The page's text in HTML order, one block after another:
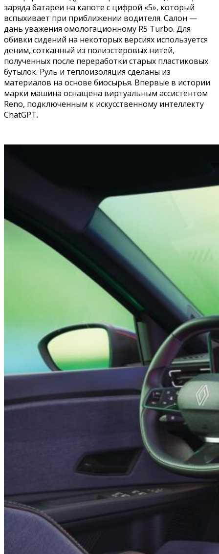
заряда батареи на капоте с цифрой «5», который
вспыхивает при приближении водителя. Салон —
дань уважения омологационному R5 Turbo. Для
обивки сидений на некоторых версиях используется
деним, сотканный из полиэстеровых нитей,
полученных после переработки старых пластиковых
бутылок. Руль и теплоизоляция сделаны из
материалов на основе биосырья. Впервые в истории
марки машина оснащена виртуальным ассистентом
Reno, подключенным к искусственному интеллекту
ChatGPT.